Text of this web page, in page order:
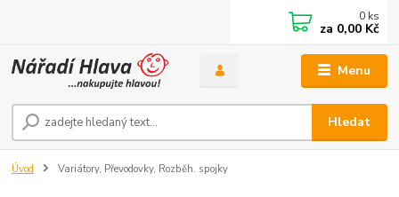
Menu
Hledat
0 ks
za 0,00 Kč
Úvod Variátory, Převodovky, Rozběh. spojky